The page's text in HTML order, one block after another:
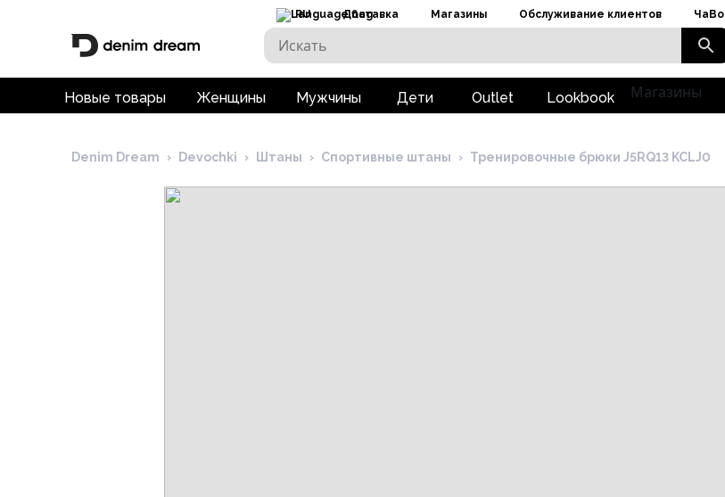
RU Доставка Магазины Обслуживание клиентов ЧаВо
Новые товары Женщины Мужчины Дети Outlet Lookbook Магазины
Denim Dream › Devochki › Штаны › Спортивные штаны › Тренировочные брюки J5RQ13 KCLJ0